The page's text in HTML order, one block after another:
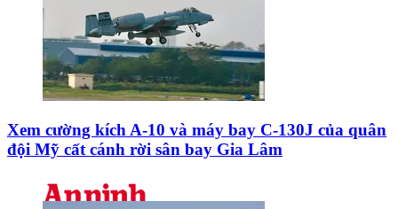
Xem cường kích A-10 và máy bay C-130J của quân
đội Mỹ cất cánh rời sân bay Gia Lâm